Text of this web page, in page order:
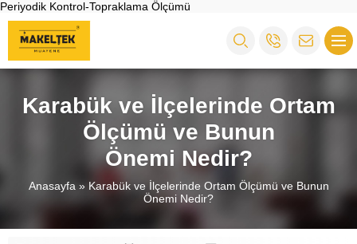
Periyodik Kontrol-Topraklama Ölçümü
Karabük ve İlçelerinde Ortam
Ölçümü ve Bunun
Önemi Nedir?
Anasayfa » Karabük ve İlçelerinde Ortam Ölçümü ve Bunun
Önemi Nedir?